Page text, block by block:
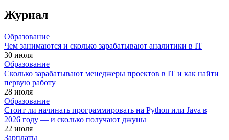
Журнал
Образование
Чем занимаются и сколько зарабатывают аналитики в IT
30 июля
Образование
Сколько зарабатывают менеджеры проектов в IT и как найти
первую работу
28 июля
Образование
Стоит ли начинать программировать на Python или Java в
2026 году — и сколько получают джуны
22 июля
Зарплаты